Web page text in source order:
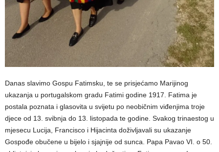
Danas slavimo Gospu Fatimsku, te se prisjećamo Marijinog
ukazanja u portugalskom gradu Fatimi godine 1917. Fatima je
postala poznata i glasovita u svijetu po neobičnim viđenjima troje
djece od 13. svibnja do 13. listopada te godine. Svakog trinaestog u
mjesecu Lucija, Francisco i Hijacinta doživljavali su ukazanje
Gospođe obučene u bijelo i sjajnije od sunca. Papa Pavao VI. o 50.